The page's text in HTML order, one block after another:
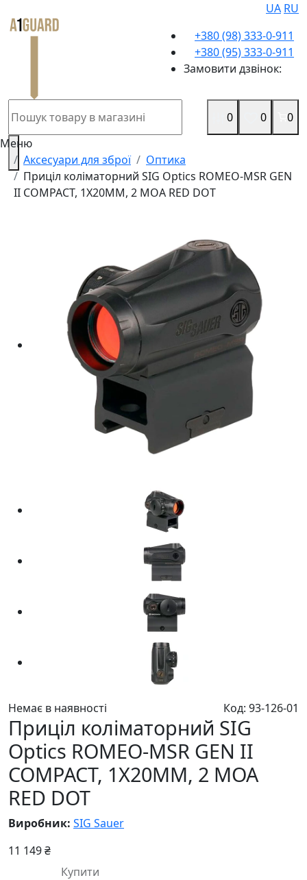
UA RU
+380 (98) 333-0-911
+380 (95) 333-0-911
Замовити дзвінок:
0 0
0
Меню
Аксесуари для зброї
Оптика
Приціл коліматорний SIG Optics ROMEO-MSR GEN
II COMPACT, 1X20MM, 2 MOA RED DOT
Немає в наявності Код: 93-126-01
Приціл коліматорний SIG
Optics ROMEO-MSR GEN II
COMPACT, 1X20MM, 2 MOA
RED DOT
Виробник: SIG Sauer
11 149 ₴
Купити